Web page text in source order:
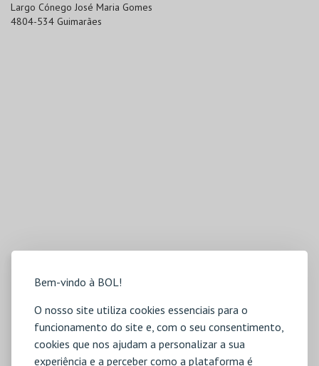
Bem-vindo à BOL!
O nosso site utiliza cookies essenciais para o
funcionamento do site e, com o seu consentimento,
cookies que nos ajudam a personalizar a sua
experiência e a perceber como a plataforma é
Largo Cónego José Maria Gomes
4804-534 Guimarães